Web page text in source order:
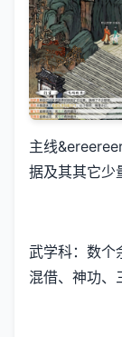
主线
据及其其它少
武学科：数个
混借、神功、